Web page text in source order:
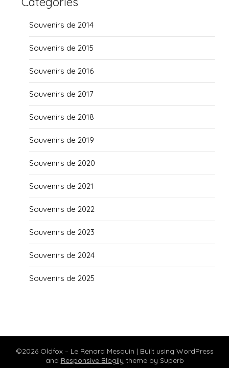
Souvenirs de 2014
Souvenirs de 2015
Souvenirs de 2016
Souvenirs de 2017
Souvenirs de 2018
Souvenirs de 2019
Souvenirs de 2020
Souvenirs de 2021
Souvenirs de 2022
Souvenirs de 2023
Souvenirs de 2024
Souvenirs de 2025
©2026 Oldfox – Le Renard Mesquin | Built using WordPress
and Responsive Blogily theme by Superb